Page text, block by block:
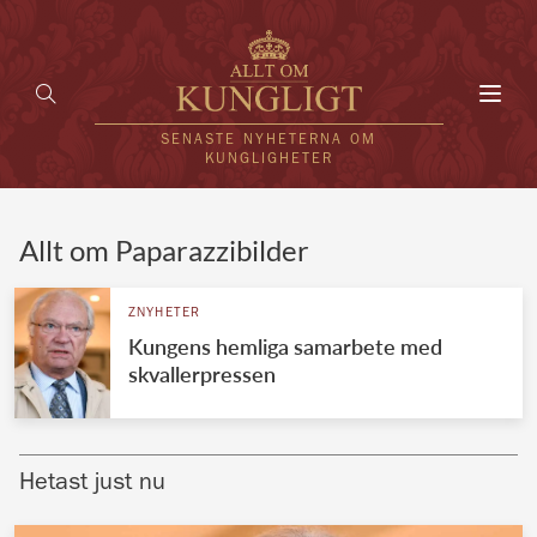
SENASTE NYHETERNA OM
KUNGLIGHETER
UTLÄNDSKT
VÄRLDENS KUNGAHUS
Brittiska kungahuset
Allt om Paparazzibilder
ZNYHETER
Kungens hemliga samarbete med
skvallerpressen
Hetast just nu